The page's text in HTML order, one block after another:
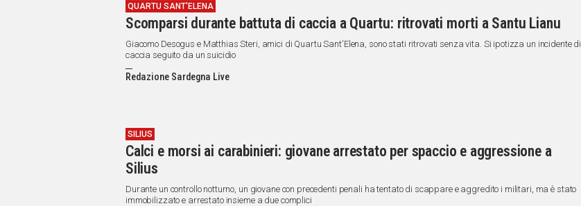
QUARTU SANT'ELENA
Scomparsi durante battuta di caccia a Quartu: ritrovati morti a Santu Lianu
Giacomo Desogus e Matthias Steri, amici di Quartu Sant'Elena, sono stati ritrovati senza vita. Si ipotizza un incidente di
caccia seguito da un suicidio
Redazione Sardegna Live
SILIUS
Calci e morsi ai carabinieri: giovane arrestato per spaccio e aggressione a
Silius
Durante un controllo notturno, un giovane con precedenti penali ha tentato di scappare e aggredito i militari, ma è stato
immobilizzato e arrestato insieme a due complici